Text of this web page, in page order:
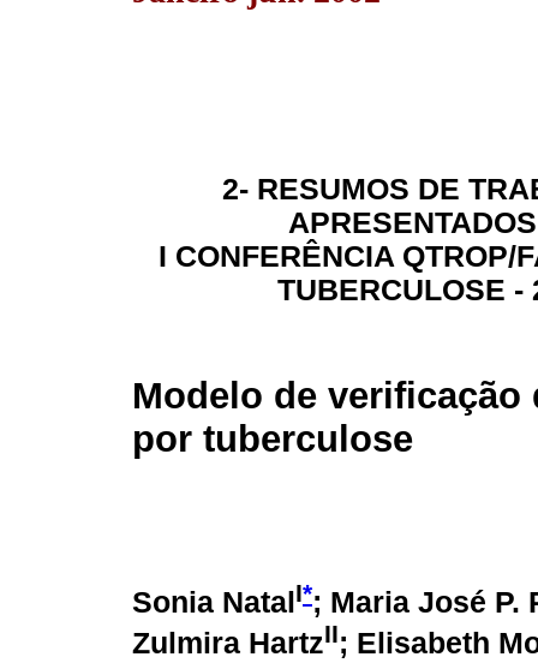
2- RESUMOS DE
I CONFERÊNCIA QTROP/
TUBERCULOSE -
Modelo de verificação
por tuberculose
Sonia NatalI*; Maria José P.
Zulmira HartzII; Elisabeth